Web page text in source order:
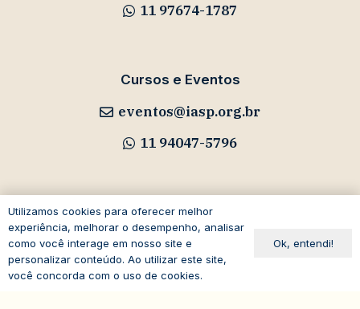
11 97674-1787
Cursos e Eventos
eventos@iasp.org.br
11 94047-5796
Avenida Paulista, 1294
19º andar – Bela Vista
01310-100 – São Paulo – SP
Utilizamos cookies para oferecer melhor
experiência, melhorar o desempenho, analisar
como você interage em nosso site e
personalizar conteúdo. Ao utilizar este site,
você concorda com o uso de cookies.
Ok, entendi!